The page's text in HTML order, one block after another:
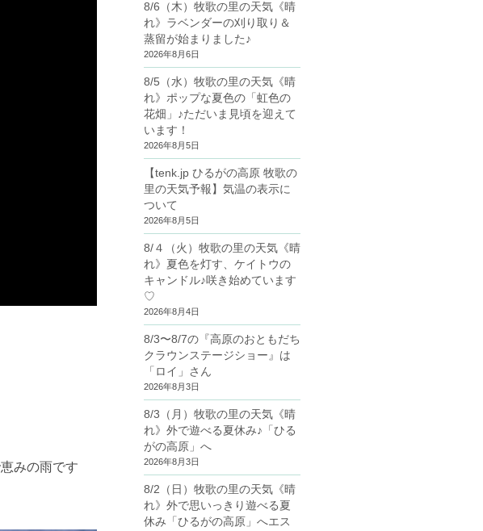
みの雨です
8/6（木）牧歌の里の天気《晴
れ》ラベンダーの刈り取り＆
蒸留が始まりました♪
2026年8月6日
8/5（水）牧歌の里の天気《晴
れ》ポップな夏色の「虹色の
花畑」♪ただいま見頃を迎えて
います！
2026年8月5日
【tenk.jp ひるがの高原 牧歌の
里の天気予報】気温の表示に
ついて
2026年8月5日
8/４（火）牧歌の里の天気《晴
れ》夏色を灯す、ケイトウの
キャンドル♪咲き始めています
♡
2026年8月4日
8/3〜8/7の『高原のおともだち
クラウンステージショー』は
「ロイ」さん
2026年8月3日
8/3（月）牧歌の里の天気《晴
れ》外で遊べる夏休み♪「ひる
がの高原」へ
2026年8月3日
8/2（日）牧歌の里の天気《晴
れ》外で思いっきり遊べる夏
休み「ひるがの高原」へエス